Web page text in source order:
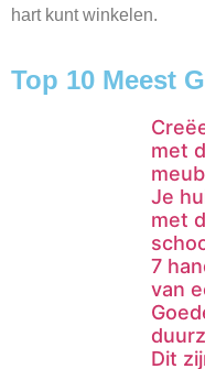
hart kunt winkelen.
Top 10 Meest
met
Je
met
7
van
Dit